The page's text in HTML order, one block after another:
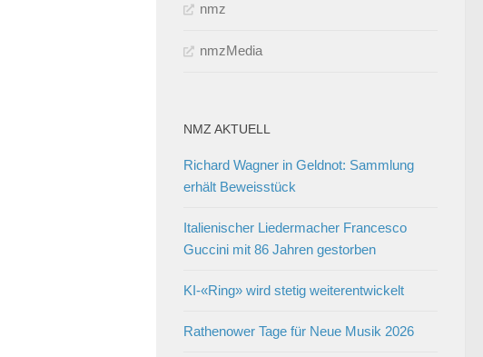
nmz
nmzMedia
NMZ AKTUELL
Richard Wagner in Geldnot: Sammlung
erhält Beweisstück
Italienischer Liedermacher Francesco
Guccini mit 86 Jahren gestorben
KI-«Ring» wird stetig weiterentwickelt
Rathenower Tage für Neue Musik 2026